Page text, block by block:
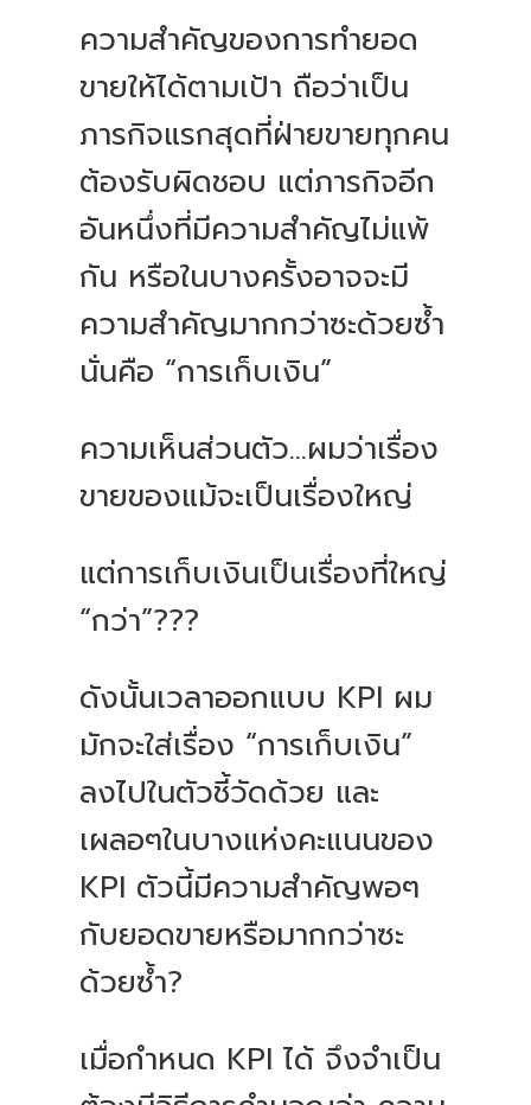
ความสำคัญของการทำยอด
ขายให้ได้ตามเป้า ถือว่าเป็น
ภารกิจแรกสุดที่ฝ่ายขายทุกคน
ต้องรับผิดชอบ แต่ภารกิจอีก
อันหนึ่งที่มีความสำคัญไม่แพ้
กัน หรือในบางครั้งอาจจะมี
ความสำคัญมากกว่าซะด้วยซ้ำ
นั่นคือ “การเก็บเงิน”
ความเห็นส่วนตัว...ผมว่าเรื่อง
ขายของแม้จะเป็นเรื่องใหญ่
แต่การเก็บเงินเป็นเรื่องที่ใหญ่
“กว่า”???
ดังนั้นเวลาออกแบบ KPI ผม
มักจะใส่เรื่อง “การเก็บเงิน”
ลงไปในตัวชี้วัดด้วย และ
เผลอๆในบางแห่งคะแนนของ
KPI ตัวนี้มีความสำคัญพอๆ
กับยอดขายหรือมากกว่าซะ
ด้วยซ้ำ?
เมื่อกำหนด KPI ได้ จึงจำเป็น